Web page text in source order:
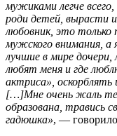
мужиками легче
роди детей, вырасти
любовник, это
мужского внимания, а
лучшие в мире дочери,
любят меня и где
актриса»,
[…]Мне очень жаль
образована, травись
гадюшка», —